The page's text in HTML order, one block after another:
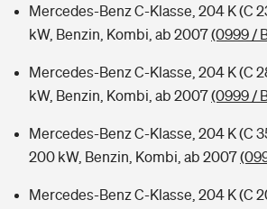
Mercedes-Benz C-Klasse, 204 K (C
kW, Benzin, Kombi, ab 2007(0999 /
Mercedes-Benz C-Klasse, 204 K (C
kW, Benzin, Kombi, ab 2007(0999 /
Mercedes-Benz C-Klasse, 204 K (C
200 kW, Benzin, Kombi, ab 2007
Mercedes-Benz C-Klasse, 204 K (C